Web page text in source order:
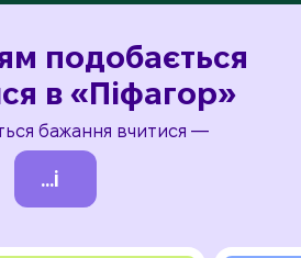
подобається
в «Піфагор»
бажання вчитися —
домашка р